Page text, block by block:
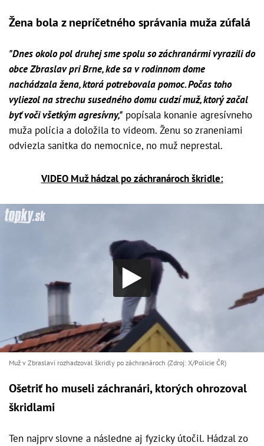
Žena bola z nepríčetného správania muža zúfalá
"Dnes okolo pol druhej sme spolu so záchranármi vyrazili do
obce Zbraslav pri Brne, kde sa v rodinnom dome
nachádzala žena, ktorá potrebovala pomoc. Počas toho
vyliezol na strechu susedného domu cudzí muž, ktorý začal
byť voči všetkým agresívny," popísala konanie agresívneho
muža polícia a doložila to videom. Ženu so zraneniami
odviezla sanitka do nemocnice, no muž neprestal.
VIDEO Muž hádzal po záchranároch škridle:
Muž v Zbraslavi rozhadzoval škridly po záchranároch (Zdroj: X/Policie ČR)
Ošetriť ho museli záchranári, ktorých ohrozoval
škridlami
Ten najprv slovne a následne aj fyzicky útočil. Hádzal zo